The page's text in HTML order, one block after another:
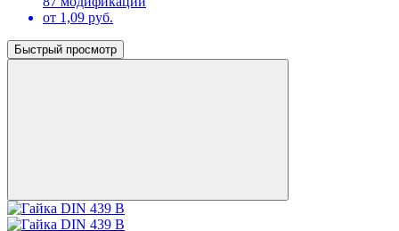
от 1,09 руб.
Быстрый просмотр